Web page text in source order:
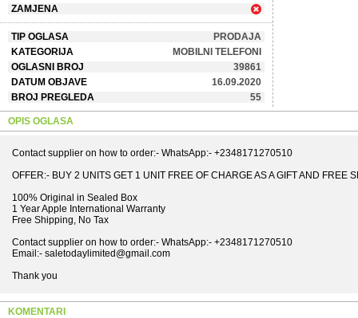
ZAMJENA
TIP OGLASA
PRODAJA
KATEGORIJA
MOBILNI TELEFONI
OGLASNI BROJ
39861
DATUM OBJAVE
16.09.2020
BROJ PREGLEDA
55
OPIS OGLASA
Contact supplier on how to order:- WhatsApp:- +2348171270510
OFFER:- BUY 2 UNITS GET 1 UNIT FREE OF CHARGE AS A GIFT AND FREE
100% Original in Sealed Box
1 Year Apple International Warranty
Free Shipping, No Tax
Contact supplier on how to order:- WhatsApp:- +2348171270510
Email:- saletodaylimited@gmail.com
Thank you
KOMENTARI